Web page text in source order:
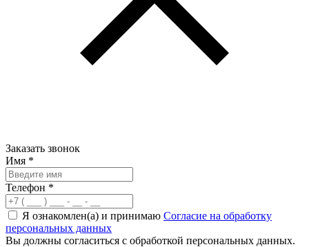
Заказать звонок
Имя *
Телефон *
Я ознакомлен(а) и принимаю Согласие на обработку
персональных данных
Вы должны согласиться с обработкой персональных данных.